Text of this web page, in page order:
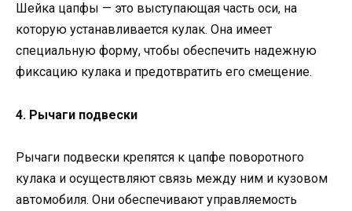
Шейка цапфы — это выступающая часть оси, на
которую устанавливается кулак. Она имеет
специальную форму, чтобы обеспечить надежную
фиксацию кулака и предотвратить его смещение.
4. Рычаги подвески
Рычаги подвески крепятся к цапфе поворотного
кулака и осуществляют связь между ним и кузовом
автомобиля. Они обеспечивают управляемость